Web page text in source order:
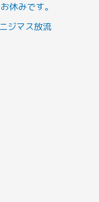
休みです。
ジマス放流